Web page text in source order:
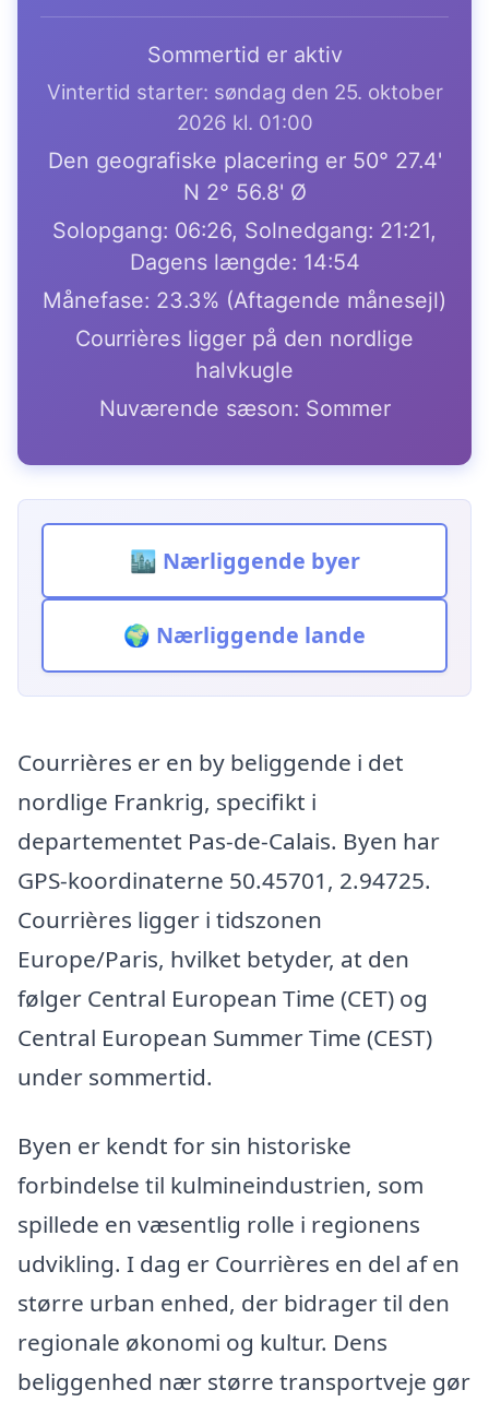
Sommertid er aktiv
Vintertid starter: søndag den 25. oktober
2026 kl. 01:00
Den geografiske placering er 50° 27.4'
N 2° 56.8' Ø
Solopgang: 06:26, Solnedgang: 21:21,
Dagens længde: 14:54
Månefase: 23.3% (Aftagende månesejl)
Courrières ligger på den nordlige
halvkugle
Nuværende sæson: Sommer
🏙️ Nærliggende byer
🌍 Nærliggende lande
Courrières er en by beliggende i det
nordlige Frankrig, specifikt i
departementet Pas-de-Calais. Byen har
GPS-koordinaterne 50.45701, 2.94725.
Courrières ligger i tidszonen
Europe/Paris, hvilket betyder, at den
følger Central European Time (CET) og
Central European Summer Time (CEST)
under sommertid.
Byen er kendt for sin historiske
forbindelse til kulmineindustrien, som
spillede en væsentlig rolle i regionens
udvikling. I dag er Courrières en del af en
større urban enhed, der bidrager til den
regionale økonomi og kultur. Dens
beliggenhed nær større transportveje gør